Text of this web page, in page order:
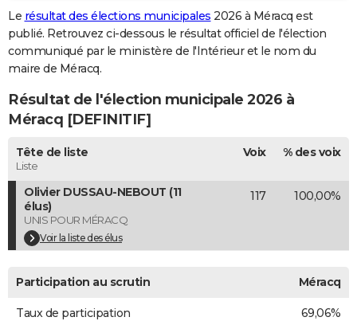
Destinations
City break
Voyage nature
Voyage de noces
Forum
Climat
+
PHOTO
GUIDES D'ACHAT
CARTE DE VOEUX
Carte de Noël
Carte Bonne année
Carte Saint-Valentin
Carte Pâques
Carte d'anniversaire
DICTIONNAIRE
PROGRAMME TV
COPAINS D'AVANT
S'inscrire
Se connecter
Lycées
Collèges
Primaires
Universités
Entreprises
Service militaire
Avis de recherche
AVIS DE DÉCÈS
FORUM
Bricolage
Lifestyle
Culture
Sport
Auto
Television
Voyage
Cinema
Le résultat des élections municipales 2026 à Méracq est
publié. Retrouvez ci-dessous le résultat officiel de l'élection
communiqué par le ministère de l'Intérieur et le nom du
maire de Méracq.
Résultat de l'élection municipale 2026 à
Méracq [DEFINITIF]
Tête de liste
Liste
Voix % des voix
Olivier DUSSAU-NEBOUT (11
élus)
UNIS POUR MÉRACQ
Voir la liste des élus
117 100,00%
Participation au scrutin Méracq
Taux de participation 69,06%